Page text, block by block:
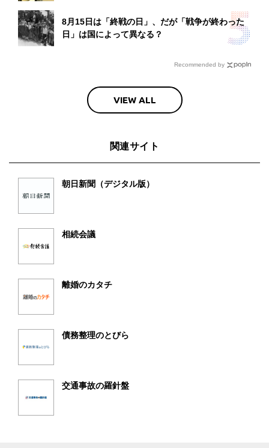
8月15日は「終戦の日」、だが「戦争が終わった
日」は国によって異なる？
Recommended by
VIEW ALL
関連サイト
朝日新聞（デジタル版）
相続会議
離婚のカタチ
債務整理のとびら
交通事故の羅針盤